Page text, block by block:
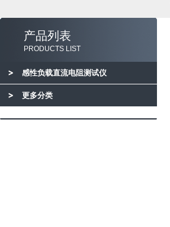
产品列表
PRODUCTS LIST
感性负载直流电阻测试仪
更多分类